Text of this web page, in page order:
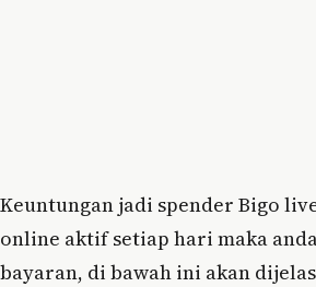
Keuntungan jadi spender Bigo
online aktif setiap hari maka
bayaran, di bawah ini akan